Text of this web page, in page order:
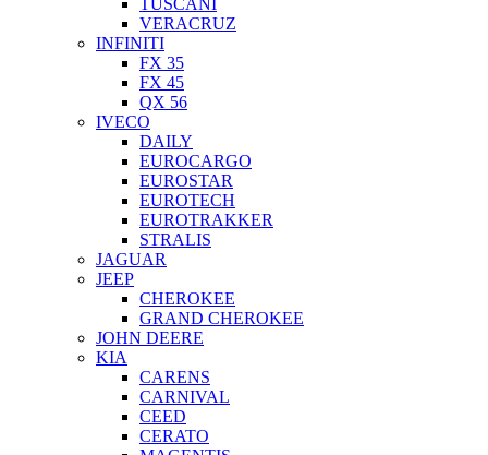
TUSCANI
VERACRUZ
INFINITI
FX 35
FX 45
QX 56
IVECO
DAILY
EUROCARGO
EUROSTAR
EUROTECH
EUROTRAKKER
STRALIS
JAGUAR
JEEP
CHEROKEE
GRAND CHEROKEE
JOHN DEERE
KIA
CARENS
CARNIVAL
CEED
CERATO